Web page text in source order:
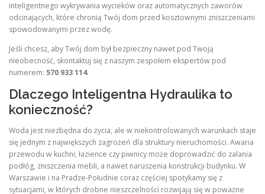
inteligentnego wykrywania wycieków oraz automatycznych zaworów
odcinających, które chronią Twój dom przed kosztownymi zniszczeniami
spowodowanymi przez wodę.
Jeśli chcesz, aby Twój dom był bezpieczny nawet pod Twoją
nieobecność, skontaktuj się z naszym zespołem ekspertów pod
numerem: 570 933 114.
Dlaczego Inteligentna Hydraulika to
konieczność?
Woda jest niezbędna do życia, ale w niekontrolowanych warunkach staje
się jednym z największych zagrożeń dla struktury nieruchomości. Awaria
przewodu w kuchni, łazience czy piwnicy może doprowadzić do zalania
podłóg, zniszczenia mebli, a nawet naruszenia konstrukcji budynku. W
Warszawie i na Pradze-Południe coraz częściej spotykamy się z
sytuacjami, w których drobne nieszczelności rozwijają się w poważne